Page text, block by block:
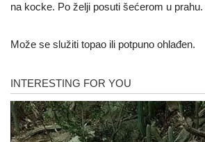
na kocke. Po želji posuti šećerom u prahu.
Može se služiti topao ili potpuno ohlađen.